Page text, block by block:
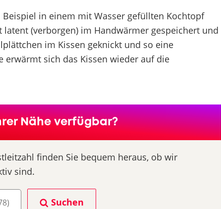
in einem mit Wasser gefüllten Kochtopf
(verborgen) im Handwärmer gespeichert und
im Kissen geknickt und so eine
erwärmt sich das Kissen wieder auf die
Nähe verfügbar?
finden Sie bequem heraus, ob wir
sind.
Suchen